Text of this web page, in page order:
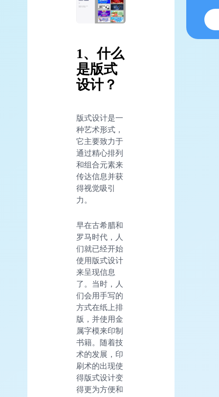
1、什么
是版式
设计？
版式设计是一
种艺术形式，
它主要致力于
通过精心排列
和组合元素来
传达信息并获
得视觉吸引
力。
早在古希腊和
罗马时代，人
们就已经开始
使用版式设计
来呈现信息
了。当时，人
们会用手写的
方式在纸上排
版，并使用金
属字模来印制
书籍。随着技
术的发展，印
刷术的出现使
得版式设计变
得更为方便和